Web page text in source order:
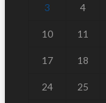
3 4
10 11
17 18
24 25